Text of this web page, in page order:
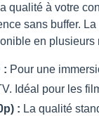
qualité à votre
sans buffer.
en plusieurs
: Pour une
Idéal pour les
: La qualité